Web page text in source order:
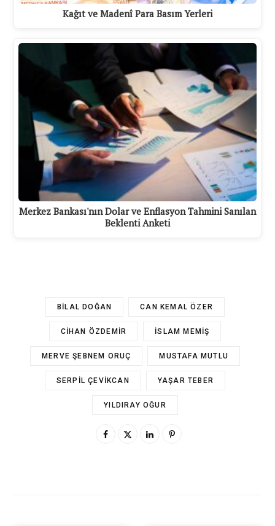
Kağıt ve Madenî Para Basım Yerleri
Merkez Bankası'nın Dolar ve Enflasyon Tahmini Sanılan
Beklenti Anketi
BILAL DOĞAN CAN KEMAL ÖZER
CIHAN ÖZDEMIR İSLAM MEMIŞ
MERVE ŞEBNEM ORUÇ MUSTAFA MUTLU
SERPIL ÇEVIKCAN YAŞAR TEBER
YILDIRAY OĞUR